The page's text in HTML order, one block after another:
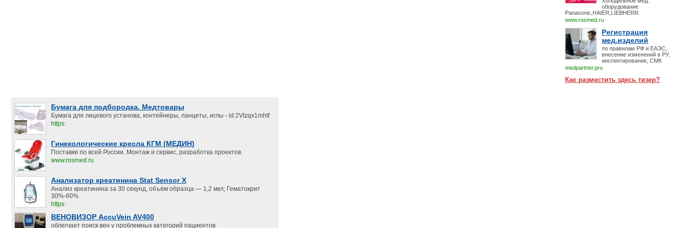
оборудование
Panasonic,HAIER,LIEBHERR.
www.rosmed.ru
Регистрация
мед.изделий
по правилам РФ и ЕАЭС,
внесение изменений в РУ,
инспектирование, СМК
medpartner.pro
Как разместить здесь тизер?
Бумага для подбородка. Медтовары
Бумага для лицевого установа, контейнеры, ланцеты, иглы - id:2Vtzqx1mhtf
https:
Гинекологические кресла КГМ (МЕДИН)
Поставки по всей России. Монтаж и сервис, разработка проектов.
www.rosmed.ru
Анализатор креатинина Stat Sensor X
Анализ креатинина за 30 секунд, объём образца — 1,2 мкл; Гематокрит
30%-60%
https:
ВЕНОВИЗОР AccuVein AV400
облегчает поиск вен у проблемных категорий пациентов